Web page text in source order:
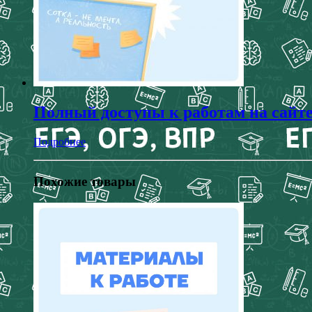
Полный доступы к работам на
Подробнее
Похожие товары